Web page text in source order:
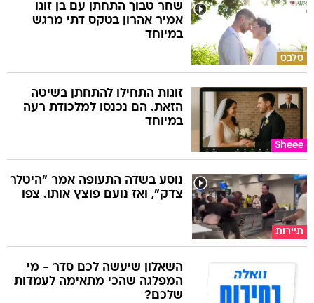
סלבס
שחר טבוך התחתן עם בן זוגו
אמיר אהרון בטקס דתי מרגש
במיוחד
Sheee
זוגות התחילו להתחתן בשיטה
הזאת. הם נכנסו למלכודת רעה
במיוחד
תיירות
נוסע בשדה התעופה אמר "היטלר
צדק", ואז נועם פוצץ אותו. צפו
השאלון שיעשה לכם סדר - מי
המפלגה שהכי מתאימה לעמדות
שלכם?